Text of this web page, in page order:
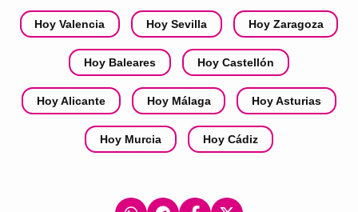
Hoy Valencia Hoy Sevilla Hoy Zaragoza
Hoy Baleares Hoy Castellón
Hoy Alicante Hoy Málaga Hoy Asturias
Hoy Murcia Hoy Cádiz